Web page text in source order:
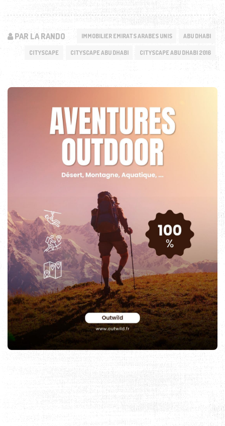
PAR LA RANDO IMMOBILIER EMIRATS ARABES UNIS ABU DHABI
CITYSCAPE CITYSCAPE ABU DHABI CITYSCAPE ABU DHABI 2016